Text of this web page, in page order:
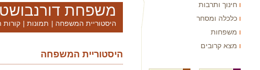
חינוך ותרבות
כלכלה ומסחר
משפחות
מצא קרובים
משפחת דורנבושט
היסטוריית המשפחה | תמונות |
היסטוריית המשפחה